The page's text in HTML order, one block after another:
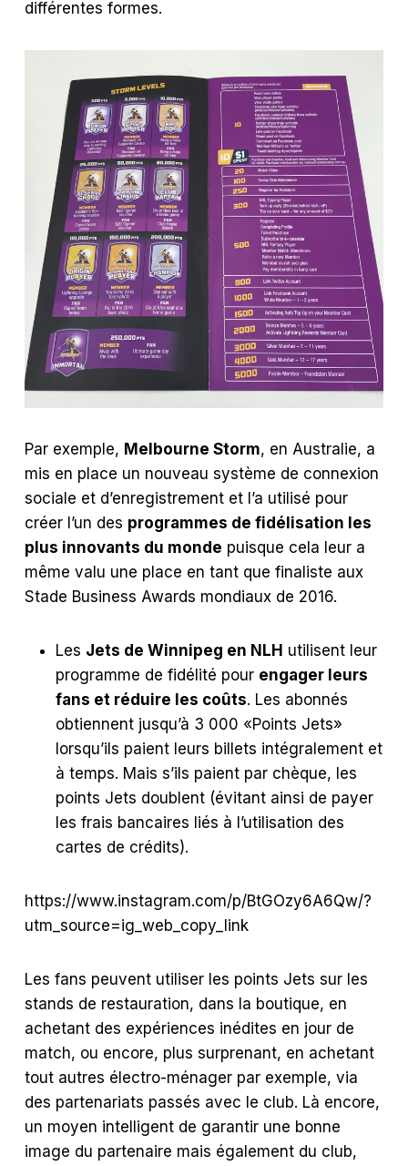
différentes formes.
Par exemple, Melbourne Storm, en Australie, a
mis en place un nouveau système de connexion
sociale et d’enregistrement et l’a utilisé pour
créer l’un des programmes de fidélisation les
plus innovants du monde puisque cela leur a
même valu une place en tant que finaliste aux
Stade Business Awards mondiaux de 2016.
Les Jets de Winnipeg en NLH utilisent leur
programme de fidélité pour engager leurs
fans et réduire les coûts. Les abonnés
obtiennent jusqu’à 3 000 «Points Jets»
lorsqu’ils paient leurs billets intégralement et
à temps. Mais s’ils paient par chèque, les
points Jets doublent (évitant ainsi de payer
les frais bancaires liés à l’utilisation des
cartes de crédits).
https://www.instagram.com/p/BtGOzy6A6Qw/?
utm_source=ig_web_copy_link
Les fans peuvent utiliser les points Jets sur les
stands de restauration, dans la boutique, en
achetant des expériences inédites en jour de
match, ou encore, plus surprenant, en achetant
tout autres électro-ménager par exemple, via
des partenariats passés avec le club. Là encore,
un moyen intelligent de garantir une bonne
image du partenaire mais également du club,